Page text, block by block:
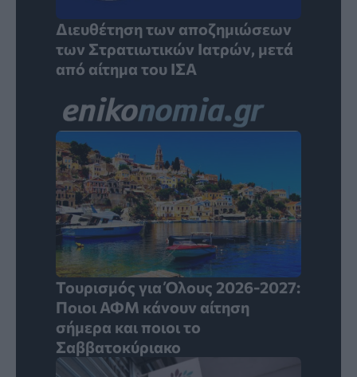
Διευθέτηση των αποζημιώσεων
των Στρατιωτικών Ιατρών, μετά
από αίτημα του ΙΣΑ
Τουρισμός για Όλους 2026-2027:
Ποιοι ΑΦΜ κάνουν αίτηση
σήμερα και ποιοι το
Σαββατοκύριακο